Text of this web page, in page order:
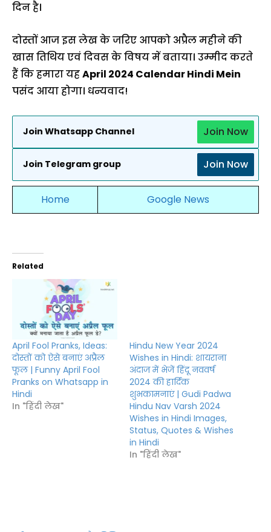
दिन है।
दोस्तों आज इस लेख के जरिए आपको अप्रैल महीने की
खास तिथिय एवं दिवस के विषय में बताया। उम्मीद करते
हैं कि हमारा यहApril 2024 Calendar Hindi Mein
पसंद आया होगा। धन्यवाद!
Join Whatsapp Channel Join Now
Join Telegram group Join Now
Home Google News
Related
April Fool Pranks, Ideas:
दोस्तों को ऐसे बनाएं अप्रैल
फूल | Funny April Fool
Pranks on Whatsapp in
Hindi
In "हिंदी लेख"
Hindu New Year 2024
Wishes in Hindi: शायराना
अंदाज में भेजें हिंदू नववर्ष
2024 की हार्दिक
शुभकामनाएं | Gudi Padwa
Hindu Nav Varsh 2024
Wishes in Hindi Images,
Status, Quotes & Wishes
in Hindi
In "हिंदी लेख"